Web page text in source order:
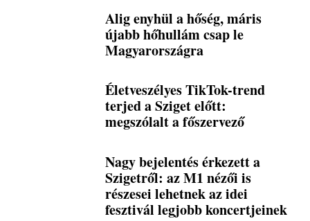
Alig enyhül a hőség, máris
újabb hőhullám csap le
Magyarországra
Életveszélyes TikTok-trend
terjed a Sziget előtt:
megszólalt a főszervező
Nagy bejelentés érkezett a
Szigetről: az M1 nézői is
részesei lehetnek az idei
fesztivál legjobb koncertjeinek